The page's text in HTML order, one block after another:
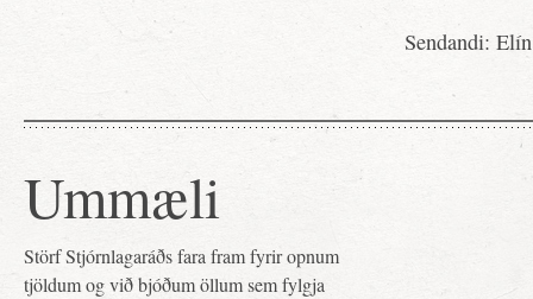
Sendandi:
Ummæli
Störf Stjórnlagaráðs fara fram fyrir opnum
tjöldum og við bjóðum öllum sem fylgja